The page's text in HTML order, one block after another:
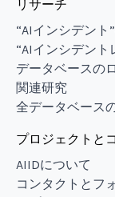
リサーチ
“AIインシデント
“AIインシデント
データベースの
関連研究
全データベース
プロジェクトと
AIIDについて
コンタクトとフ